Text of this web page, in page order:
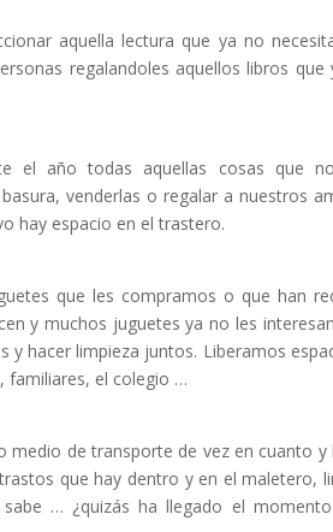
aquella lectura que ya no
regalandoles aquellos libros que
el año todas aquellas cosas que
venderlas o regalar a nuestros
hay espacio en el trastero.
que les compramos o que han
y muchos juguetes ya no les
hacer limpieza juntos. Liberamos
familiares, el colegio …
de transporte de vez en cuanto y
que hay dentro y en el maletero,
… ¿quizás ha llegado el